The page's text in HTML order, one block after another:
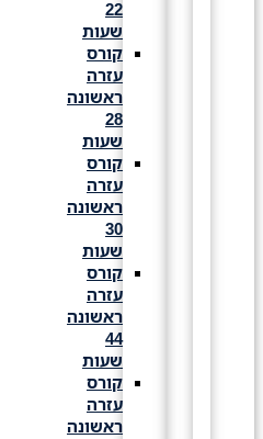
שעות
קורס
עזרה
ראשונה
שעות
קורס
עזרה
ראשונה
שעות
קורס
עזרה
ראשונה
שעות
קורס
עזרה
ראשונה